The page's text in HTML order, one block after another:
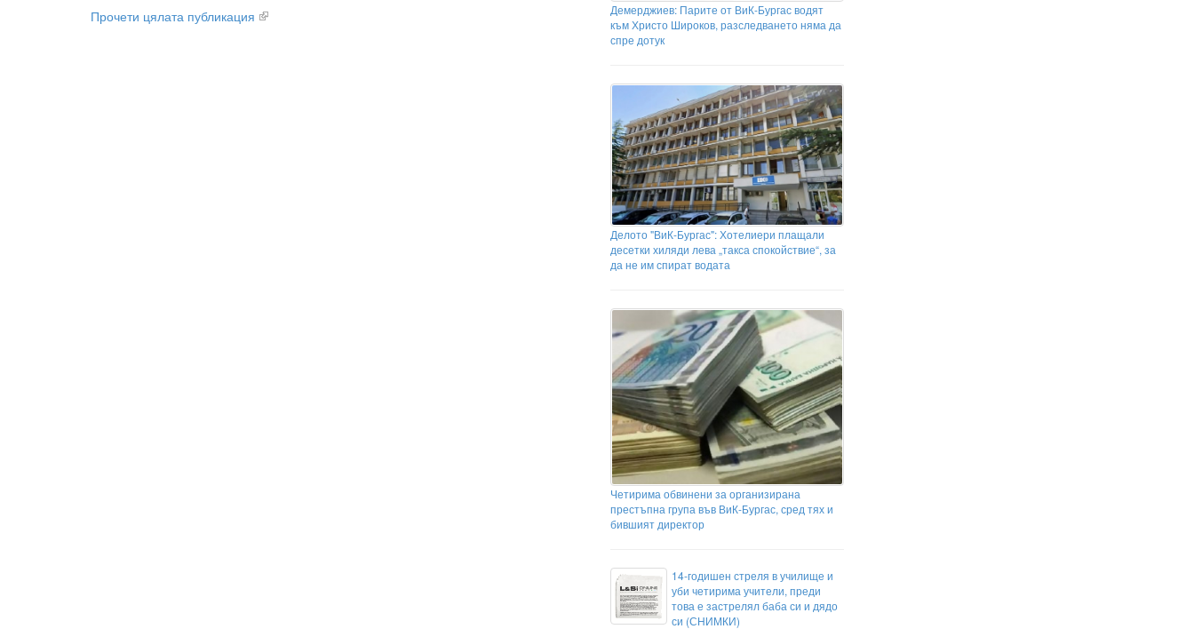
Прочети цялата публикация
Демерджиев: Парите от ВиК-Бургас водят
към Христо Широков, разследването няма да
спре дотук
Делото "ВиК-Бургас": Хотелиери плащали
десетки хиляди лева „такса спокойствие“, за
да не им спират водата
Четирима обвинени за организирана
престъпна група във ВиК-Бургас, сред тях и
бившият директор
14-годишен стреля в училище и
уби четирима учители, преди
това е застрелял баба си и дядо
си (СНИМКИ)